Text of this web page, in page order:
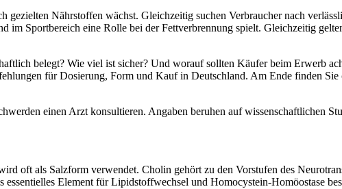
Nährstoffen wächst. Gleichzeitig suchen Verbraucher nach
im Sportbereich eine Rolle bei der Fettverbrennung spielt. Gleichzeitig
belegt? Wie viel ist sicher? Und worauf sollten Käufer beim Erwerb
für Dosierung, Form und Kauf in Deutschland. Am Ende finden
einen Arzt konsultieren. Angaben beruhen auf wissenschaftlichen
oft als Salzform verwendet. Cholin gehört zu den Vorstufen des
Element für Lipidstoffwechsel und Homocystein-Homöostase